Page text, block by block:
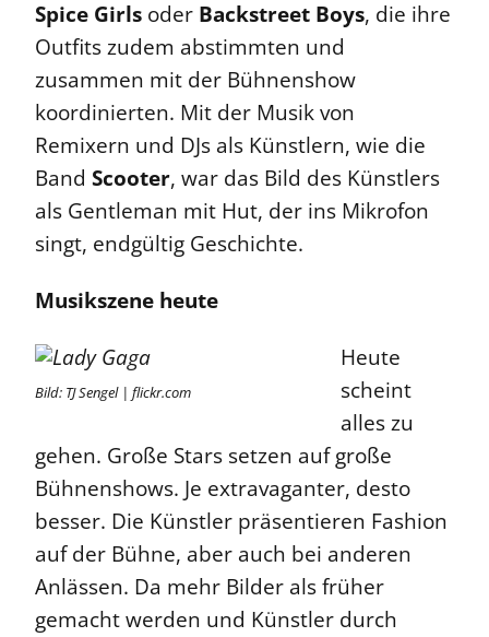
Spice Girls oder Backstreet Boys, die ihre
Outfits zudem abstimmten und
zusammen mit der Bühnenshow
koordinierten. Mit der Musik von
Remixern und DJs als Künstlern, wie die
Band Scooter, war das Bild des Künstlers
als Gentleman mit Hut, der ins Mikrofon
singt, endgültig Geschichte.
Musikszene heute
Bild: TJ Sengel | flickr.com
Heute
scheint
alles zu
gehen. Große Stars setzen auf große
Bühnenshows. Je extravaganter, desto
besser. Die Künstler präsentieren Fashion
auf der Bühne, aber auch bei anderen
Anlässen. Da mehr Bilder als früher
gemacht werden und Künstler durch